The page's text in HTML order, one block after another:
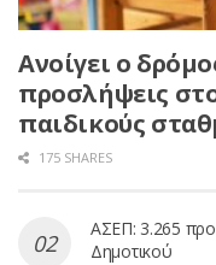
Ανοίγει ο
προσλήψεις
παιδικούς
175 SHARES
ΑΣΕΠ: 3.265
Δημοτικού